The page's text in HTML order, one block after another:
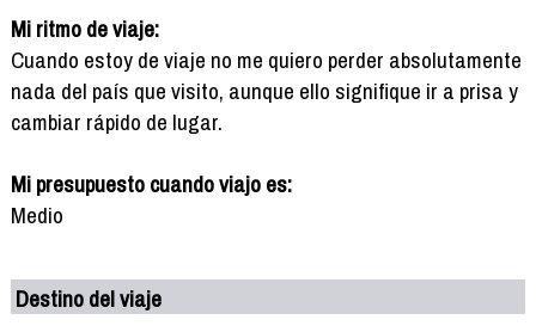
Mi ritmo de viaje:
Cuando estoy de viaje no me quiero perder absolutamente
nada del país que visito, aunque ello signifique ir a prisa y
cambiar rápido de lugar.
Mi presupuesto cuando viajo es:
Medio
Destino del viaje